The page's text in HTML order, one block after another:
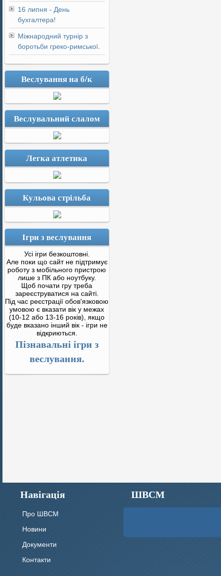
16 липня - День
бухгалтера!
Міжнародний турнір з
боротьби греко-римської.
Веслування на б/к
Веслувальний слалом
Легка атлетика
Кульова стрільба
Ігри з веслування
Усі ігри безкоштовні.
Але поки що сайт не підтримує
роботу з мобільного пристрою
лише з ПК або ноутбуку.
Щоб почати гру треба
зареєструватися на сайті.
Під час реєстрації обов'язковою
умовою є вказати вік у межах
(10-12 або 13-16 років), якщо
буде вказано інший вік - ігри не
відкриються.
Пізнавальні ігри з
веслування.
Навігація
Про ШВСМ
Новини
Документи
Контакти
ШВСМ